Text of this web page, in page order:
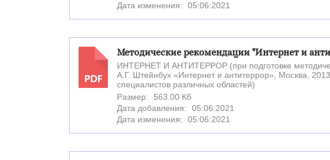
Дата изменения:
05:06:2021
PDF
Методические рекомендации "Интернет и
ИНТЕРНЕТ И АНТИТЕРРОР (при подготовке
А.Г. Штейнбух «Интернет и антитеррор», Москва,
специалистов различных областей)
Размер:
563.00 Кб
Дата добавления:
05:06:2021
Дата изменения:
05:06:2021